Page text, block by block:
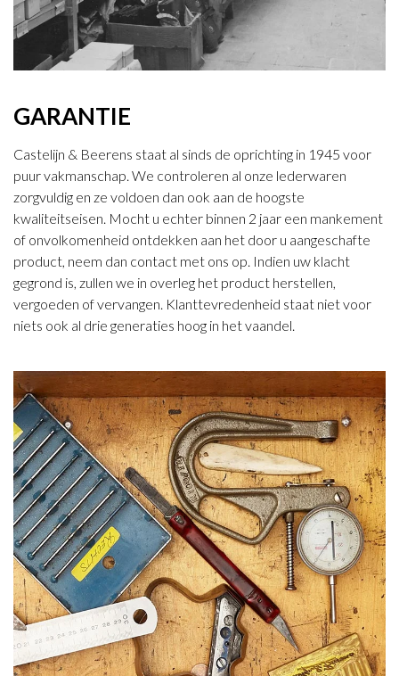
GARANTIE
Castelijn & Beerens staat al sinds de oprichting in 1945 voor
puur vakmanschap. We controleren al onze lederwaren
zorgvuldig en ze voldoen dan ook aan de hoogste
kwaliteitseisen. Mocht u echter binnen 2 jaar een mankement
of onvolkomenheid ontdekken aan het door u aangeschafte
product, neem dan contact met ons op. Indien uw klacht
gegrond is, zullen we in overleg het product herstellen,
vergoeden of vervangen. Klanttevredenheid staat niet voor
niets ook al drie generaties hoog in het vaandel.